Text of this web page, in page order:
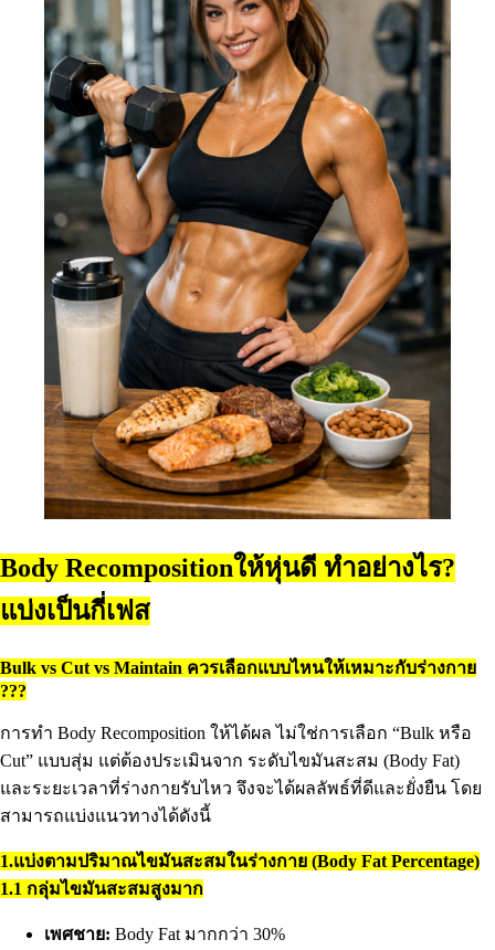
Body Recompositionให้หุ่นดี ทำอย่างไร?
แบ่งเป็นกี่เฟส
Bulk vs Cut vs Maintain ควรเลือกแบบไหนให้เหมาะกับร่างกาย
???
การทำ Body Recomposition ให้ได้ผล ไม่ใช่การเลือก “Bulk หรือ
Cut” แบบสุ่ม แต่ต้องประเมินจาก ระดับไขมันสะสม (Body Fat)
และระยะเวลาที่ร่างกายรับไหว จึงจะได้ผลลัพธ์ที่ดีและยั่งยืน โดย
สามารถแบ่งแนวทางได้ดังนี้
1.แบ่งตามปริมาณไขมันสะสมในร่างกาย (Body Fat Percentage)
1.1 กลุ่มไขมันสะสมสูงมาก
เพศชาย: Body Fat มากกว่า 30%